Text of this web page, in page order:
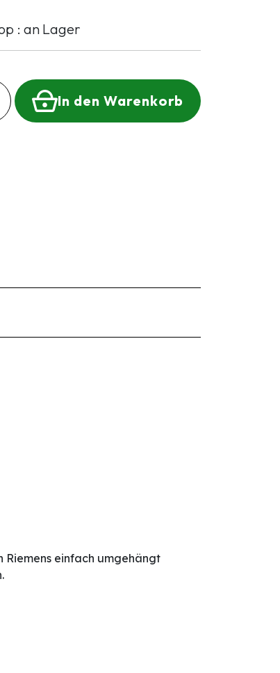
: an Lager
In den Warenkorb
einfach umgehängt